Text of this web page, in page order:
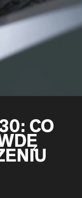
z Serwatki z mleka
z mleka krów
wanilią
karmionych
Bestsellery
CO